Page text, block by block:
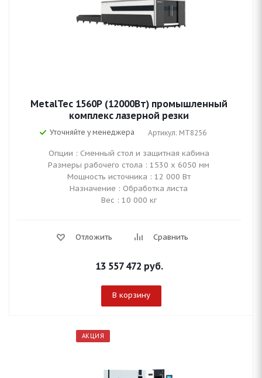
MetalTec 1560P (12000Вт) промышленный
комплекс лазерной резки
Уточняйте у менеджера Артикул: MT8256
Опции : Сменный стол и защитная кабина
Размеры рабочего стола : 1530 х 6050 мм
Мощность источника : 12 000 Вт
Назначение : Обработка листа
Вес : 10 000 кг
Отложить Сравнить
13 557 472 руб.
В корзину
АКЦИЯ